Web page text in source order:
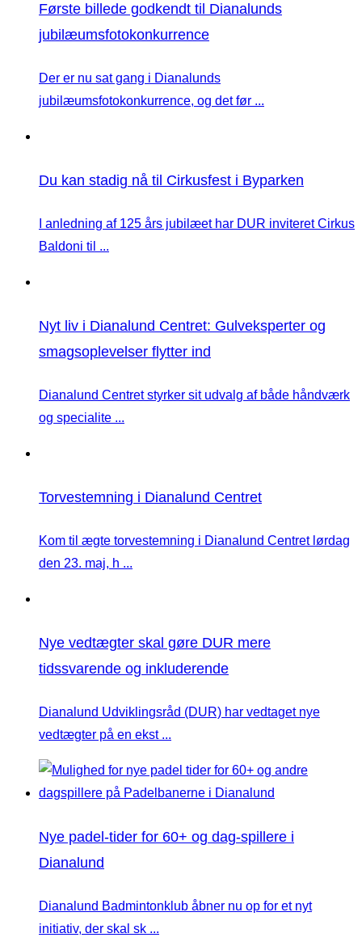
Første billede godkendt til Dianalunds
jubilæumsfotokonkurrence
Der er nu sat gang i Dianalunds
jubilæumsfotokonkurrence, og det før ...
Du kan stadig nå til Cirkusfest i Byparken
I anledning af 125 års jubilæet har DUR inviteret Cirkus
Baldoni til ...
Nyt liv i Dianalund Centret: Gulveksperter og
smagsoplevelser flytter ind
Dianalund Centret styrker sit udvalg af både håndværk
og specialite ...
Torvestemning i Dianalund Centret
Kom til ægte torvestemning i Dianalund Centret lørdag
den 23. maj, h ...
Nye vedtægter skal gøre DUR mere
tidssvarende og inkluderende
Dianalund Udviklingsråd (DUR) har vedtaget nye
vedtægter på en ekst ...
Nye padel-tider for 60+ og dag-spillere i
Dianalund
Dianalund Badmintonklub åbner nu op for et nyt
initiativ, der skal sk ...